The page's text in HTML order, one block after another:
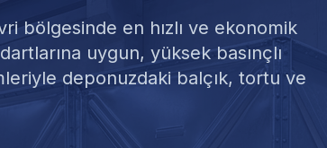
bölgesinde en hızlı ve ekonomik
uygun, yüksek basınçlı
deponuzdaki balçık, tortu ve